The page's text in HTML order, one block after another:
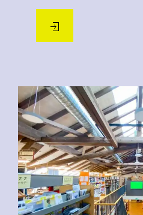
Aktuelles 05.12.2025